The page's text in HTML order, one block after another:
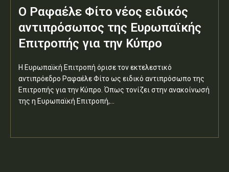
Ο Ραφαέλε Φίτο νέος ειδικός
αντιπρόσωπος της Ευρωπαϊκής
Επιτροπής για την Κύπρο
Η Ευρωπαϊκή Επιτροπή όρισε τον εκτελεστικό
αντιπρόεδρο Ραφαέλε Φίτο ως ειδικό αντιπρόσωπο της
Επιτροπής για την Κύπρο. Όπως τονίζει στην ανακοίνωσή
της η Ευρωπαϊκή Επιτροπή,...